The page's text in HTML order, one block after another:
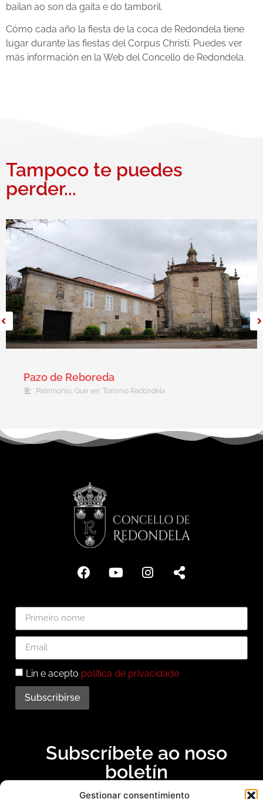
Gestionar consentimiento
bailan ao son da gaita e do tamboril.
Cómo cada año la fiesta de la coca de Redondela tiene
lugar durante las fiestas del Corpus Christi. Puedes ver
más información en la Web del Concello de Redondela.
Tampoco te puedes
perder...
Pazo de Reboreda
Patrimonio Que ver, Turismo Redondela
Lin e acepto política de privacidade
Subscribirse
Subscríbete ao noso
boletín